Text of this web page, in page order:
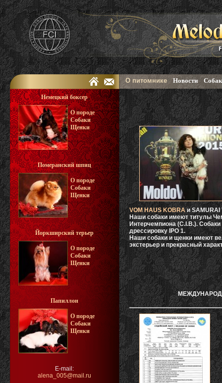
Немецкий боксер
О породе
Собаки
Щенки
Померанский шпиц
О породе
Собаки
Щенки
Йоркширский терьер
О породе
Собаки
Щенки
Папиллон
О породе
Собаки
Щенки
E-mail:
alena_005@mail.ru
О питомнике Новости
VOM HAUS KOBRA и SAMURAI
Наши собаки имеют титулы
Интерчемпиона (C.I.B.).
дрессировку IPO 1.
Наши собаки и щенки имеют
экстерьер и прекрасный